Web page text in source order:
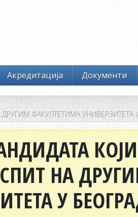
Акредитација Документи
ФАКУЛТЕТИМА УНИВЕРЗИТЕТА
НА
У